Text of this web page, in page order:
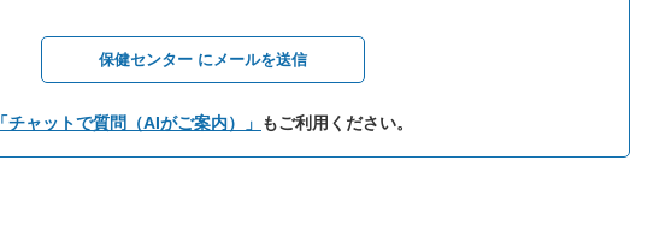
保健センター にメールを送信
「チャットで質問（AIがご案内）」 もご利用ください。